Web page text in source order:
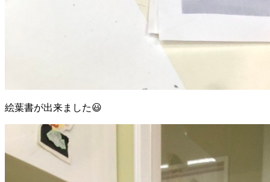
絵葉書が出来ました😃